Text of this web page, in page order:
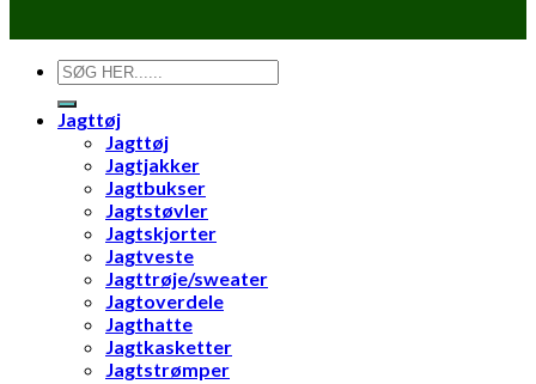
Søg
efter:
Jagttøj
Jagttøj
Jagtjakker
Jagtbukser
Jagtstøvler
Jagtskjorter
Jagtveste
Jagttrøje/sweater
Jagtoverdele
Jagthatte
Jagtkasketter
Jagtstrømper